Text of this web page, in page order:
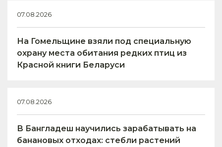
07.08.2026
На Гомельщине взяли под специальную
охрану места обитания редких птиц из
Красной книги Беларуси
07.08.2026
В Бангладеш научились зарабатывать на
банановых отходах: стебли растений